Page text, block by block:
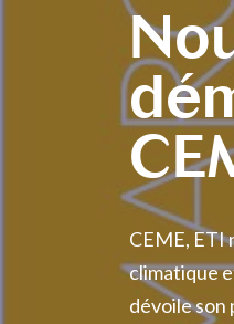
CEME, ETI
climatique
dévoile son